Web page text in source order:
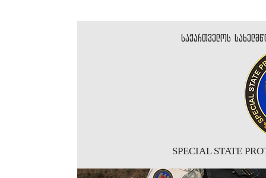
საქართველოს
SPECIAL STATE